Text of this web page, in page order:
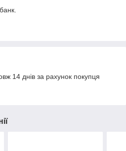
14 днів за рахунок покупця